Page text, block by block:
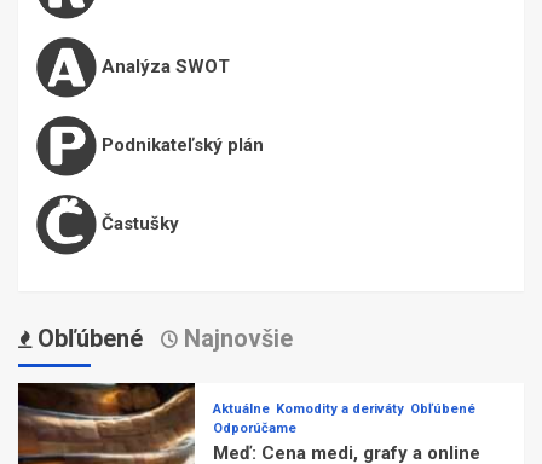
Analýza SWOT
Podnikateľský plán
Častušky
Obľúbené Najnovšie
Aktuálne Komodity a deriváty Obľúbené
Odporúčame
Meď: Cena medi, grafy a online